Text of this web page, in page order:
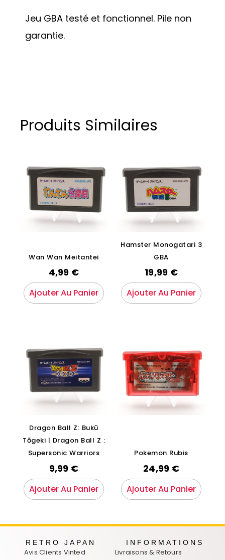
Jeu GBA testé et fonctionnel. Pile non
garantie.
Produits Similaires
Wan Wan Meitantei
4,99 €
Ajouter Au Panier
Hamster Monogatari 3
GBA
19,99 €
Ajouter Au Panier
Dragon Ball Z: Bukū
Tōgeki | Dragon Ball Z :
Supersonic Warriors
9,99 €
Ajouter Au Panier
Pokemon Rubis
24,99 €
Ajouter Au Panier
RETRO JAPAN
Avis Clients Vinted
INFORMATIONS
Livraisons & Retours